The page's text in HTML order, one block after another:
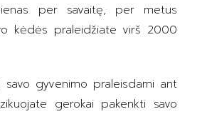
per savaitę, per metus
kėdės praleidžiate virš 2000
gyvenimo praleisdami ant
gerokai pakenkti savo